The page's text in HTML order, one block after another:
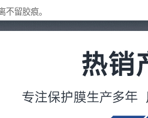
不留胶痕。